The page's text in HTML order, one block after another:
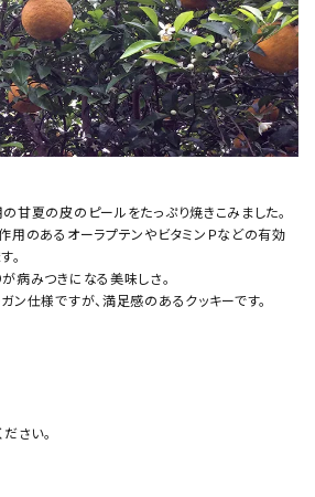
甘夏の皮のピールをたっぷり焼きこみました。
用のあるオーラプテンやビタミンＰなどの有効
。
病みつきになる美味しさ。
仕様ですが、満足感のあるクッキーです。
さい。